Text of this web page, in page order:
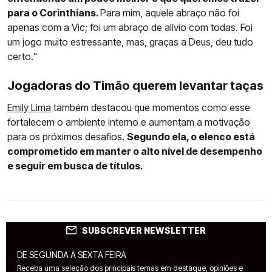
para o Corinthians.Para mim, aquele abraço não foi
apenas com a Vic; foi um abraço de alívio com todas. Foi
um jogo muito estressante, mas, graças a Deus, deu tudo
certo."
Jogadoras do Timão querem levantar taças
Emily Lima também destacou que momentos como esse
fortalecem o ambiente interno e aumentam a motivação
para os próximos desafios. Segundo ela, o elenco está
comprometido em manter o alto nível de desempenho
e seguir em busca de títulos.
SUBSCREVER NEWSLETTER
DE SEGUNDA A SEXTA FEIRA
Receba uma seleção dos principais temas em destaque, opiniões e